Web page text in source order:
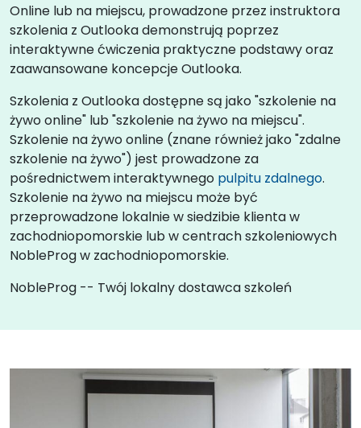
Online lub na miejscu, prowadzone przez instruktora
szkolenia z Outlooka demonstrują poprzez
interaktywne ćwiczenia praktyczne podstawy oraz
zaawansowane koncepcje Outlooka.
Szkolenia z Outlooka dostępne są jako "szkolenie na
żywo online" lub "szkolenie na żywo na miejscu".
Szkolenie na żywo online (znane również jako "zdalne
szkolenie na żywo") jest prowadzone za
pośrednictwem interaktywnego pulpitu zdalnego.
Szkolenie na żywo na miejscu może być
przeprowadzone lokalnie w siedzibie klienta w
zachodniopomorskie lub w centrach szkoleniowych
NobleProg w zachodniopomorskie.
NobleProg -- Twój lokalny dostawca szkoleń